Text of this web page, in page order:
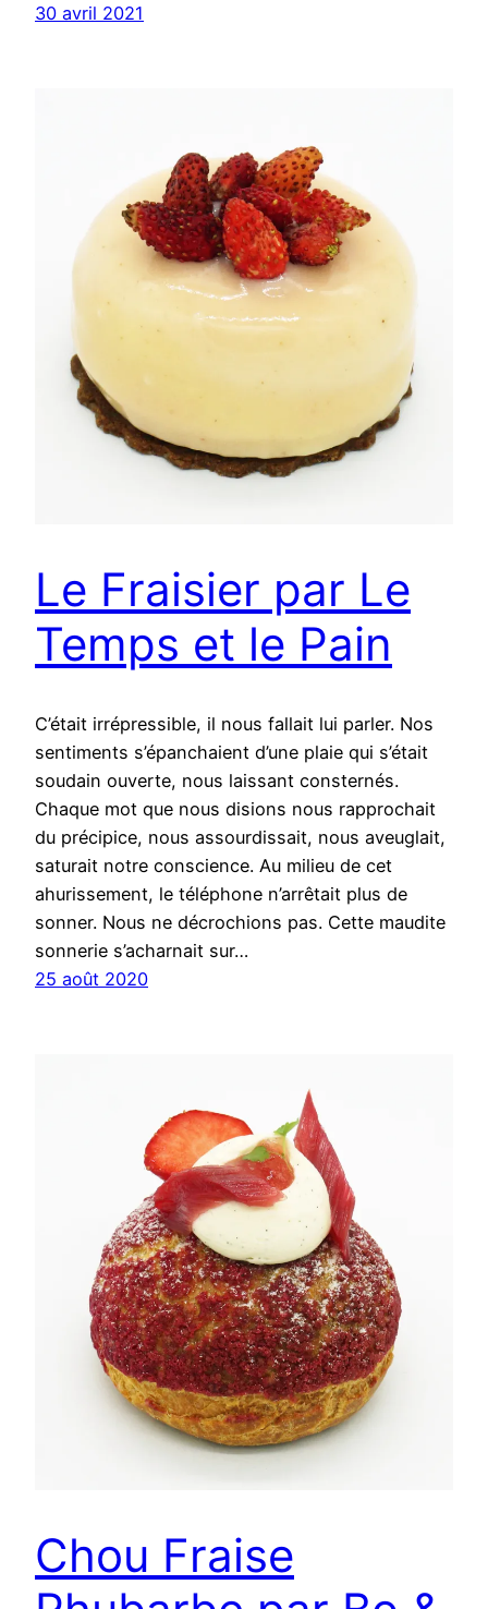
30 avril 2021
Le Fraisier par Le
Temps et le Pain
C’était irrépressible, il nous fallait lui parler. Nos
sentiments s’épanchaient d’une plaie qui s’était
soudain ouverte, nous laissant consternés.
Chaque mot que nous disions nous rapprochait
du précipice, nous assourdissait, nous aveuglait,
saturait notre conscience. Au milieu de cet
ahurissement, le téléphone n’arrêtait plus de
sonner. Nous ne décrochions pas. Cette maudite
sonnerie s’acharnait sur…
25 août 2020
Chou Fraise